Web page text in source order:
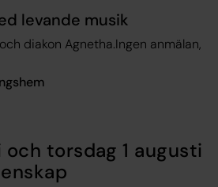
levande musik
diakon Agnetha.Ingen anmälan,
och torsdag 1 augusti